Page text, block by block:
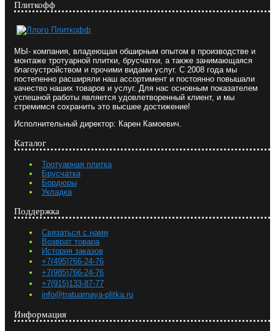
Плиткофф
МЫ- компания, владеющая обширным опытом в производстве и
монтаже тротуарной плитки, брусчатки, а также занимающаяся
благоустройством и прочими видами услуг. С 2008 года мы
постепенно расширяли наш ассортимент и постоянно повышали
качество наших товаров и услуг. Для нас основным показателем
успешной работы является удовлетворенный клиент, и мы
стремимся сохранить это высшее достижение!
Исполнительный директор: Карен Камоевич.
Каталог
Тротуарная плитка
Брусчатка
Бордюры
Укладка
Поддержка
Связаться с нами
Возврат товара
История заказов
+7(495)766-24-76
+7(985)766-24-76
+7(915)133-87-77
info@tratuarnaya-plitka.ru
Информация